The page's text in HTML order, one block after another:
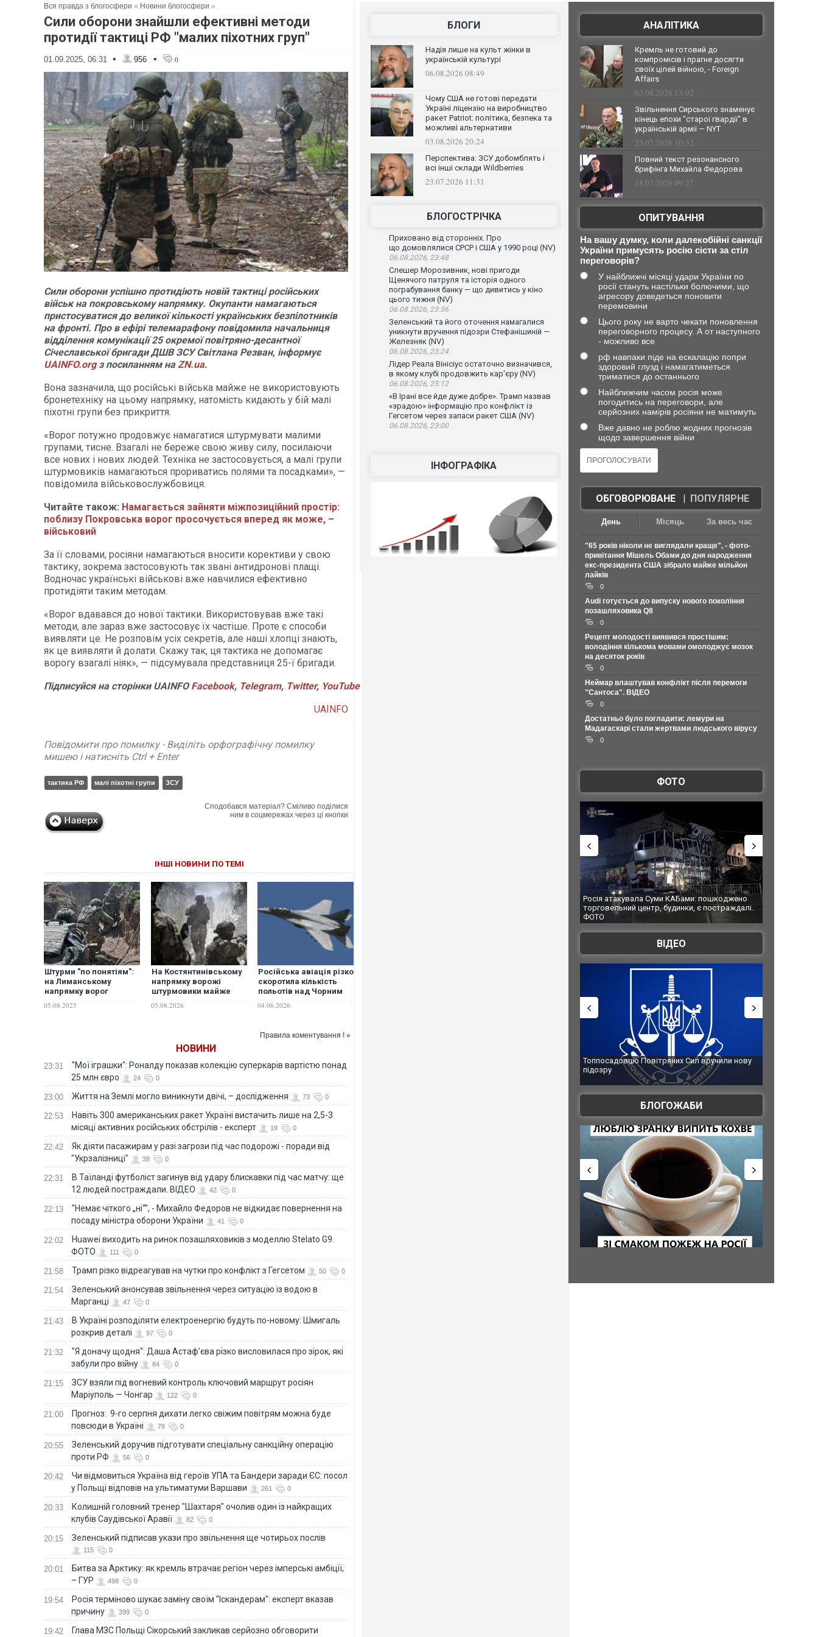
Вся правда з блогосфери » Новини блогосфери »
Сили оборони знайшли ефективні методи
протидії тактиці РФ "малих піхотних груп"
01.09.2025, 06:31 • 956 • 0
Сили оборони успішно протидіють новій тактиці російських
військ на покровському напрямку. Окупанти намагаються
пристосуватися до великої кількості українських безпілотників
на фронті. Про в ефірі телемарафону повідомила начальниця
відділення комунікації 25 окремої повітряно-десантної
Січеславської бригади ДШВ ЗСУ Світлана Резван, інформує
UAINFO.orgз посиланням наZN.ua.
Вона зазначила, що російські війська майже не використовують
бронетехніку на цьому напрямку, натомість кидають у бій малі
піхотні групи без прикриття.
«Ворог потужно продовжує намагатися штурмувати малими
групами, тисне. Взагалі не береже свою живу силу, посилаючи
все нових і нових людей. Техніка не застосовується, а малі групи
штурмовиків намагаються прориватись полями та посадками», —
повідомила військовослужбовиця.
Читайте також: Намагається зайняти міжпозиційний простір:
поблизу Покровська ворог просочується вперед як може, –
військовий
За її словами, росіяни намагаються вносити корективи у свою
тактику, зокрема застосовують так звані антидронові плащі.
Водночас українські військові вже навчилися ефективно
протидіяти таким методам.
«Ворог вдавався до нової тактики. Використовував вже такі
методи, але зараз вже застосовує їх частіше. Проте є способи
виявляти це. Не розповім усіх секретів, але наші хлопці знають,
як це виявляти й долати. Скажу так, ця тактика не допомагає
ворогу взагалі ніяк», — підсумувала представниця 25-ї бригади.
ПідписуйсянасторінкиUAINFO Facebook, Telegram, Twitter, YouTube
UAINFO
Повідомити про помилку - Виділіть орфографічну помилку
мишею і натисніть Ctrl + Enter
тактика РФ малі піхотні групи ЗСУ
Сподобався матеріал? Сміливо поділися
ним в соцмережах через ці кнопки
ІНШІ НОВИНИ ПО ТЕМІ
Штурми "по понятіям":
на Лиманському
напрямку ворог
тактику малих піхотних
05.08.2025
На Костянтинівському
напрямку ворожі
штурмовики майже
собою триколор, -
05.08.2026
Російська авіація різко
скоротила кількість
польотів над Чорним
04.08.2026
Правила коментування ! »
НОВИНИ
23:31
"Мої іграшки": Роналду показав колекцію суперкарів вартістю понад
25 млн євро
24 0
23:00 Життя на Землі могло виникнути двічі, – дослідження 73 0
22:53
Навіть 300 американських ракет Україні вистачить лише на 2,5-3
місяці активних російських обстрілів - експерт
19 0
22:42
Як діяти пасажирам у разі загрози під час подорожі - поради від
"Укрзалізниці"
38 0
22:31
В Таїланді футболіст загинув від удару блискавки під час матчу: ще
12 людей постраждали. ВІДЕО
42 0
22:13
"Немає чіткого „ні“", - Михайло Федоров не відкидає повернення на
посаду міністра оборони України
41 0
22:02
Huawei виходить на ринок позашляховиків з моделлю Stelato G9.
ФОТО
111 0
21:58 Трамп різко відреагував на чутки про конфлікт з Гегсетом 50 0
21:54
Зеленський анонсував звільнення через ситуацію із водою в
Марганці
47 0
21:43
В Україні розподіляти електроенергію будуть по-новому: Шмигаль
розкрив деталі
97 0
21:32
"Я доначу щодня": Даша Астаф'єва різко висловилася про зірок, які
забули про війну
84 0
21:15
ЗСУ взяли під вогневий контроль ключовий маршрут росіян
Маріуполь — Чонгар
122 0
21:00
Прогноз: 9-го серпня дихати легко свіжим повітрям можна буде
повсюди в Україні
78 0
20:55
Зеленський доручив підготувати спеціальну санкційну операцію
проти РФ
56 0
20:42
Чи відмовиться Україна від героїв УПА та Бандери заради ЄС: посол
у Польщі відповів на ультиматуми Варшави
261 0
20:33
Колишній головний тренер "Шахтаря" очолив один із найкращих
клубів Саудівської Аравії
82 0
20:15 Зеленський підписав укази про звільнення ще чотирьох послів
115 0
20:01
Битва за Арктику: як кремль втрачає регіон через імперські амбіції,
– ГУР
498 0
19:54
Росія терміново шукає заміну своїм "Іскандерам": експерт вказав
причину
399 0
19:42 Глава МЗС Польщі Сікорський закликав серйозно обговорити
БЛОГИ
Надія лише на культ жінки в
українській культурі
06.08.2026 08:49
Чому США не готові передати
Україні ліцензію на виробництво
ракет Patriot: політика, безпека та
можливі альтернативи
03.08.2026 20:24
Перспектива: ЗСУ добомблять і
всі інші склади Wildberries
23.07.2026 11:31
БЛОГОСТРІЧКА
Приховано від сторонніх. Про
що домовлялися СРСР і США у 1990 році (NV)
06.08.2026, 23:48
Слешер Морозивник, нові пригоди
Щенячого патруля та історія одного
пограбування банку — що дивитись у кіно
цього тижня (NV)
06.08.2026, 23:36
Зеленський та його оточення намагалися
уникнути вручення підозри Стефанішиній —
Железняк (NV)
06.08.2026, 23:24
Лідер Реала Вінісіус остаточно визначився,
в якому клубі продовжить кар'єру (NV)
06.08.2026, 23:12
«В Ірані все йде дуже добре». Трамп назвав
«зрадою» інформацію про конфлікт із
Гегсетом через запаси ракет США (NV)
06.08.2026, 23:00
ІНФОГРАФІКА
АНАЛІТИКА
Кремль не готовий до
компромісів і прагне досягти
своїх цілей війною, - Foreign
Affairs
03.08.2026 13:02
Звільнення Сирського знаменує
кінець епохи "старої гвардії" в
українській армії — NYT
23.07.2026 10:32
Повний текст резонансного
брифінга Михайла Федорова
18.07.2026 09:27
ОПИТУВАННЯ
На вашу думку, коли далекобійні санкції
України примусять росію сісти за стіл
переговорів?
У найближчі місяці удари України по
росії стануть настільки болючими, що
агресору доведеться поновити
перемовини
Цього року не варто чекати поновлення
переговорного процесу. А от наступного
- можливо все
рф навпаки піде на ескалацію попри
здоровий глузд і намагатиметься
триматися до останнього
Найближчим часом росія може
погодитись на переговори, але
серйозних намірів росіяни не матимуть
Вже давно не роблю жодних прогнозів
щодо завершення війни
ОБГОВОРЮВАНЕ| ПОПУЛЯРНЕ
День Місяць За весь час
"65 років ніколи не виглядали краще", - фото-
привітання Мішель Обами до дня народження
екс-президента США зібрало майже мільйон
лайків
0
Audi готується до випуску нового покоління
позашляховика Q8
0
Рецепт молодості виявився простішим:
володіння кількома мовами омолоджує мозок
на десяток років
0
Неймар влаштував конфлікт після перемоги
"Сантоса". ВІДЕО
0
Достатньо було погладити: лемури на
Мадагаскарі стали жертвами людського вірусу
0
ФОТО
Росія атакувала Суми КАБами: пошкоджено
торговельний центр, будинки, є постраждалі.
Українські надзвичайники врятували
під час ліквідації масштабної лісової
ВІДЕО
Топпосадовцю Повітряних Сил вручили нову
Сили оборони уразили Ярославський
губернатор регіону заявив про
атаку. ВІДЕО
БЛОГОЖАБИ